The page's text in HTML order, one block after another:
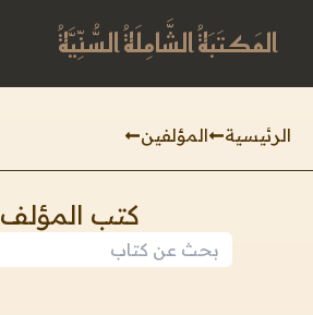
المَكتَبَةُ الشَّامِلَةُ السُّنِّيَّةُ
الرئيسية المؤلفين
كتب المؤلف